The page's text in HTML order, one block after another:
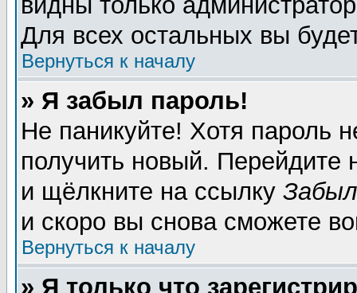
Для всех остальных вы
Вернуться к началу
» Я забыл пароль!
Не паникуйте! Хотя пароль
получить новый. Перейдите
и щёлкните на ссылку
и скоро вы снова сможете
Вернуться к началу
» Я только что